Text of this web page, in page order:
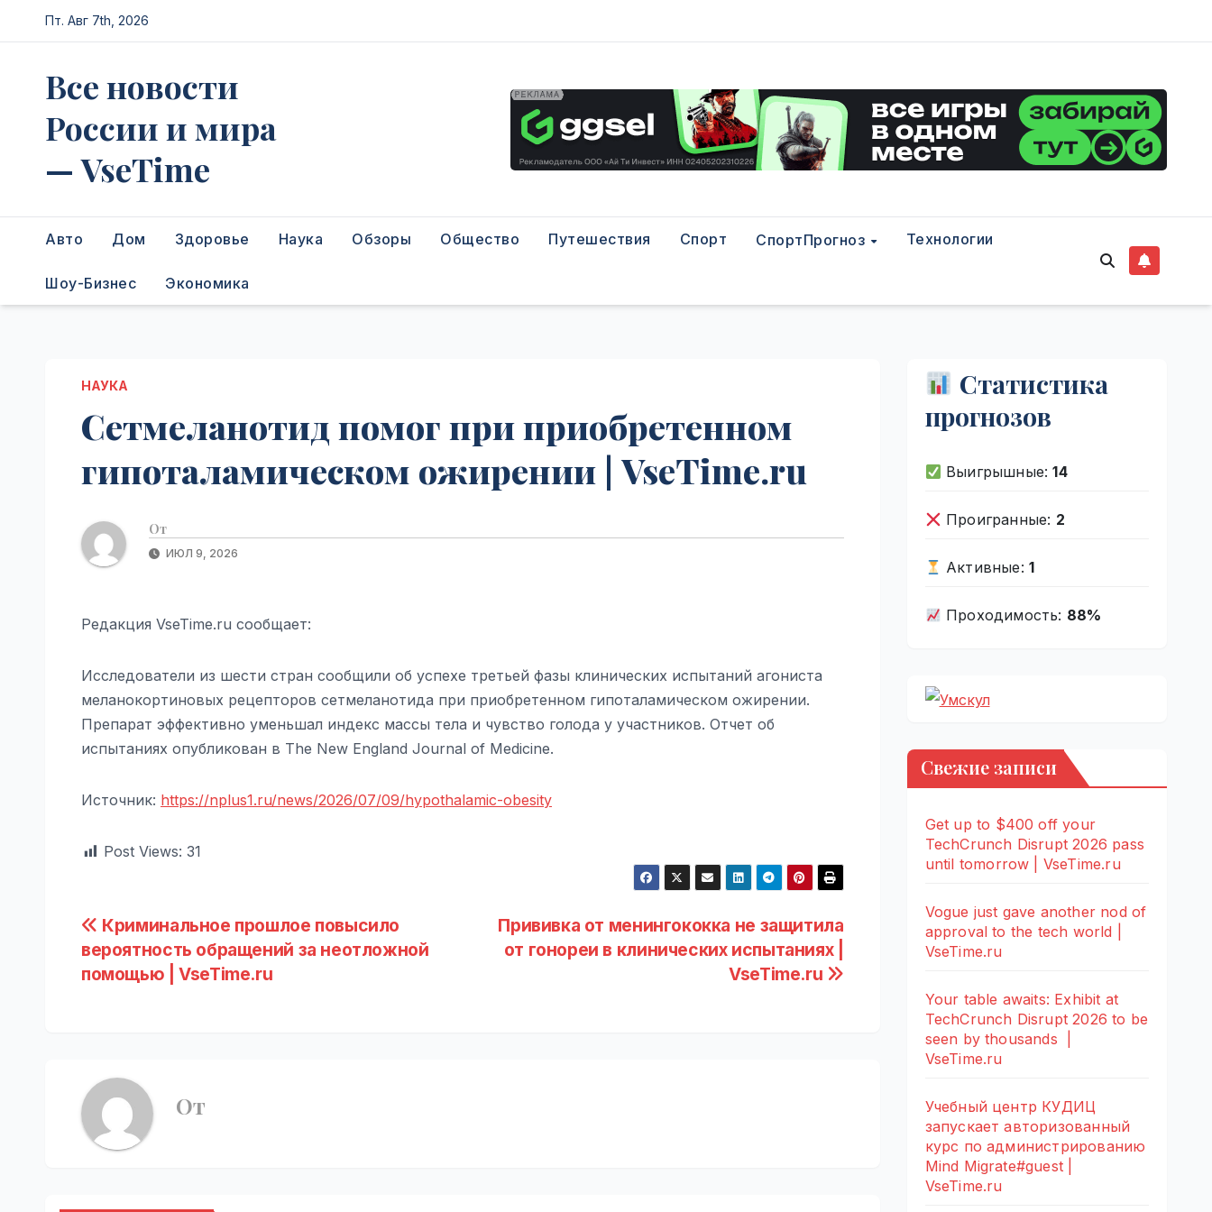
Перейти
к
Пт. Авг 7th, 2026
Все новости
России и мира
— VseTime
Авто Дом Здоровье Наука Обзоры Общество Путешествия Спорт СпортПрогноз Технологии
Шоу-Бизнес Экономика
НАУКА
Сетмеланотид помог при приобретенном
гипоталамическом ожирении | VseTime.ru
От
ИЮЛ 9, 2026
Редакция VseTime.ru сообщает:
Исследователи из шести стран сообщили об успехе третьей фазы клинических испытаний агониста
меланокортиновых рецепторов сетмеланотида при приобретенном гипоталамическом ожирении.
Препарат эффективно уменьшал индекс массы тела и чувство голода у участников. Отчет об
испытаниях опубликован в The New England Journal of Medicine.
Источник: https://nplus1.ru/news/2026/07/09/hypothalamic-obesity
Post Views: 31
Навигация
по
Прививка от менингококка не защитила
от гонореи в клинических испытаниях |
VseTime.ru
Криминальное прошлое повысило
вероятность обращений за неотложной
помощью | VseTime.ru
От
Статистика
прогнозов
Выигрышные:14
Проигранные: 2
Активные: 1
Проходимость: 88%
Свежие записи
Get up to $400 off your
TechCrunch Disrupt 2026 pass
until tomorrow | VseTime.ru
Vogue just gave another nod of
approval to the tech world |
VseTime.ru
Your table awaits: Exhibit at
TechCrunch Disrupt 2026 to be
seen by thousands |
VseTime.ru
Учебный центр КУДИЦ
запускает авторизованный
курс по администрированию
Mind Migrate#guest |
VseTime.ru